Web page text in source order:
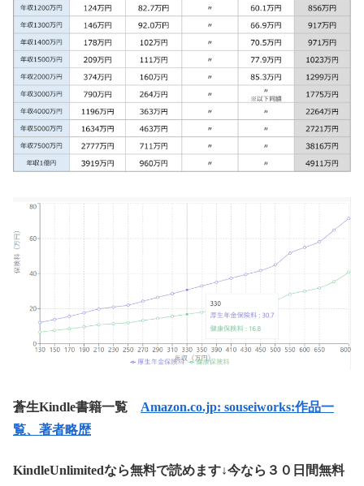
蒼生Kindle書籍一覧 Amazon.co.jp: souseiworks:作品一
覧、著者略歴
KindleUnlimitedなら無料で読めます↓今なら３０日間無料